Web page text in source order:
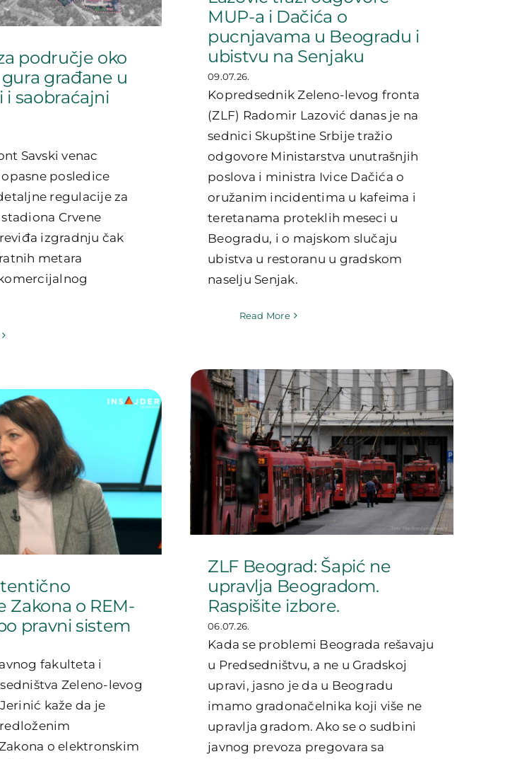
MUP-a i Dačića o
pucnjavama u Beogradu i
ubistvu na Senjaku
09.07.26.
Kopredsednik Zeleno-levog fronta
(ZLF) Radomir Lazović danas je na
sednici Skupštine Srbije tražio
odgovore Ministarstva unutrašnjih
poslova i ministra Ivice Dačića o
oružanim incidentima u kafeima i
teretanama proteklih meseci u
Beogradu, i o majskom slučaju
ubistva u restoranu u gradskom
naselju Senjak.
Read More
područje oko
građane u
i saobraćajni
Savski venac
posledice
regulacije za
Crvene
izgradnju čak
metara
ZLF Beograd: Šapić ne
upravlja Beogradom.
Raspišite izbore.
06.07.26.
Kada se problemi Beograda rešavaju
u Predsedništvu, a ne u Gradskoj
upravi, jasno je da u Beogradu
imamo gradonačelnika koji više ne
upravlja gradom. Ako se o sudbini
javnog prevoza pregovara sa
Zakona o REM-
pravni sistem
fakulteta i
Zeleno-levog
kaže da je
o elektronskim